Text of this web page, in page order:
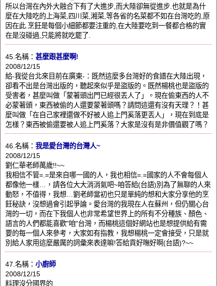
所以台灣在內外大融合下有了大進步,而大陸卻無從進步.也就是為什
麼在大陸吃的上海菜,四川菜,湘菜,等各省的名菜都不如在台灣吃的,原
因在此.烹飪是每個小細節都要注重的,在大陸要吃到一餐都合格的實
在是沒碰過,只能將就吃罷了.
45.名稱： 甚麼跟甚麼啊!
2008/12/15
給-我從台北來目前在廣東-：既然這麼多台灣好的食譜在大陸出現，
卻看不出是台灣出版的，聽起來似乎是盜版的。既然楊桃也是盜版的
受害者，甚麼叫做「蒙著頭出門已經很丟人了」。現在偷東西的人不
必蒙著頭，東西被偷的人還要蒙著頭嗎？請問這還有沒有天理？！甚
麼叫做「在自己家裡還做不好被人追上門奚落更丟人」，現在到底是
怎樣？東西被偷還要被人追上門奚落？大家是沒有是非價值觀了嗎？
46.名稱： 我是愛台灣的台灣人~
2008/12/15
劉仁華老師萬歲!!~~
我相信不管=.=是來自哪一國的人，我也相信=.=國家的人不會每個人
都像他一樣…，請各位大大消消氣吧~咱答給(台語)別為了無聊的人來
動怒，不值得，我想…劉老師當初也只是單純的想和大家分享他的烹
飪秘訣，沒想過會引起爭論。愛台灣的我現在人在蘇州，但仍關心台
灣的一切，而在下我個人也非常希望世界上的所有不分種族、顏色、
語言的人們都能喜歡"咱"台灣，而楊桃這個好網站也是想提供給有需
要的每一個人來參考，大家如有指教，我想楊桃一定會接受，只是就
別給人家用這麼嚴厲的詞彙來表達嘛!答給貢好嘸好啊(台語)?~~
47.名稱： 小廚師
2008/12/15
料理沒分國界的